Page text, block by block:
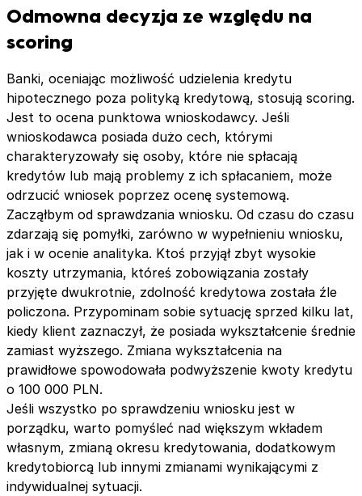
Odmowna decyzja ze względu na
scoring
Banki, oceniając możliwość udzielenia kredytu
hipotecznego poza polityką kredytową, stosują scoring.
Jest to ocena punktowa wnioskodawcy. Jeśli
wnioskodawca posiada dużo cech, którymi
charakteryzowały się osoby, które nie spłacają
kredytów lub mają problemy z ich spłacaniem, może
odrzucić wniosek poprzez ocenę systemową.
Zacząłbym od sprawdzania wniosku. Od czasu do czasu
zdarzają się pomyłki, zarówno w wypełnieniu wniosku,
jak i w ocenie analityka. Ktoś przyjął zbyt wysokie
koszty utrzymania, któreś zobowiązania zostały
przyjęte dwukrotnie, zdolność kredytowa została źle
policzona. Przypominam sobie sytuację sprzed kilku lat,
kiedy klient zaznaczył, że posiada wykształcenie średnie
zamiast wyższego. Zmiana wykształcenia na
prawidłowe spowodowała podwyższenie kwoty kredytu
o 100 000 PLN.
Jeśli wszystko po sprawdzeniu wniosku jest w
porządku, warto pomyśleć nad większym wkładem
własnym, zmianą okresu kredytowania, dodatkowym
kredytobiorcą lub innymi zmianami wynikającymi z
indywidualnej sytuacji.